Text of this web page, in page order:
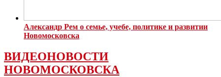
Александр Рем о семье, учебе, политике и развитии
Новомосковска
ВИДЕОНОВОСТИ
НОВОМОСКОВСКА